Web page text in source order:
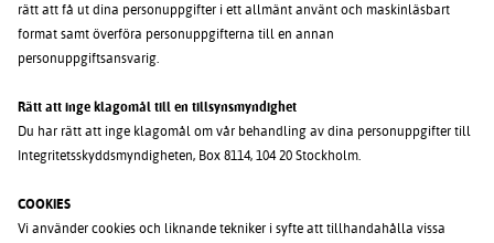
rätt att få ut dina personuppgifter i ett allmänt använt och maskinläsbart
format samt överföra personuppgifterna till en annan
personuppgiftsansvarig.
Rätt att inge klagomål till en tillsynsmyndighet
Du har rätt att inge klagomål om vår behandling av dina personuppgifter till
Integritetsskyddsmyndigheten, Box 8114, 104 20 Stockholm.
COOKIES
Vi använder cookies och liknande tekniker i syfte att tillhandahålla vissa